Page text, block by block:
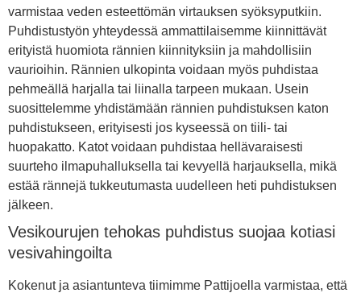
varmistaa veden esteettömän virtauksen syöksyputkiin.
Puhdistustyön yhteydessä ammattilaisemme kiinnittävät
erityistä huomiota rännien kiinnityksiin ja mahdollisiin
vaurioihin. Rännien ulkopinta voidaan myös puhdistaa
pehmeällä harjalla tai liinalla tarpeen mukaan. Usein
suosittelemme yhdistämään rännien puhdistuksen katon
puhdistukseen, erityisesti jos kyseessä on tiili- tai
huopakatto. Katot voidaan puhdistaa hellävaraisesti
suurteho ilmapuhalluksella tai kevyellä harjauksella, mikä
estää rännejä tukkeutumasta uudelleen heti puhdistuksen
jälkeen.
Vesikourujen tehokas puhdistus suojaa kotiasi
vesivahingoilta
Kokenut ja asiantunteva tiimimme Pattijoella varmistaa, että